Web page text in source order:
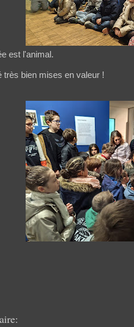
est l'animal.
très bien mises en valeur !